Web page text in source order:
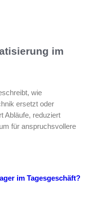
im
wie
ersetzt oder
Abläufe, reduziert
für anspruchsvollere